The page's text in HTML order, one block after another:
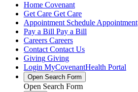
Home Covenant
Get Care Get Care
Appointment Schedule Appointment
Pay a Bill Pay a Bill
Careers Careers
Contact Contact Us
Giving Giving
Login MyCovenantHealth Portal
Open Search Form
Open Search Form